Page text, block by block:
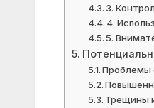
3.
4.
5.
Проблемы
Трещины